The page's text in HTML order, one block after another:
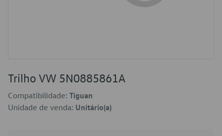
Trilho VW 5N0885861A
Compatibilidade: Tiguan
Unidade de venda: Unitário(a)